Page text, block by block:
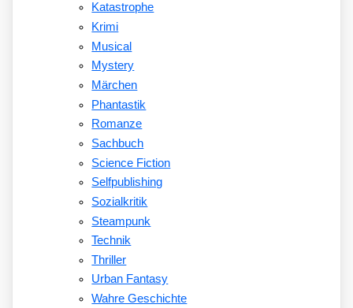
Katastrophe
Krimi
Musical
Mystery
Märchen
Phantastik
Romanze
Sachbuch
Science Fiction
Selfpublishing
Sozialkritik
Steampunk
Technik
Thriller
Urban Fantasy
Wahre Geschichte